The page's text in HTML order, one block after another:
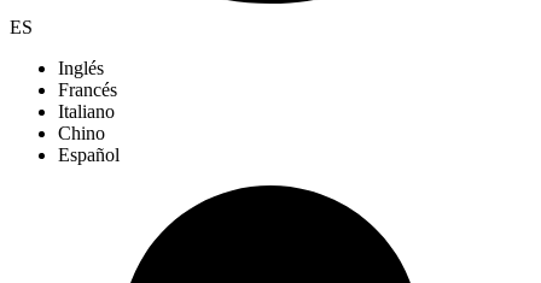
ES
Inglés
Francés
Italiano
Chino
Español